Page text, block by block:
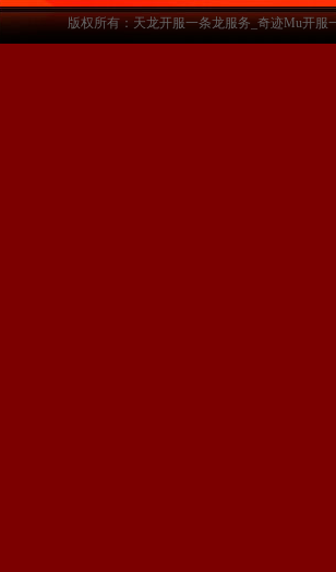
版权所有：天龙开服一条龙服务_奇迹Mu开服